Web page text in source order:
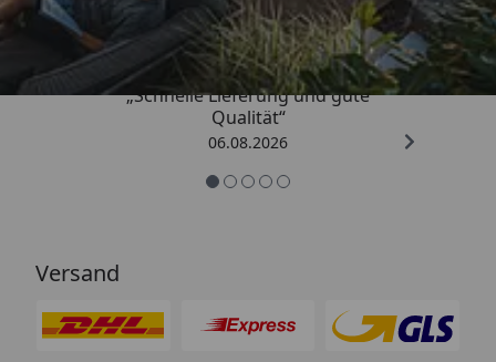
4,85/ 5
„Schnelle Lieferung und gute
Qualität“
06.08.2026
Versand